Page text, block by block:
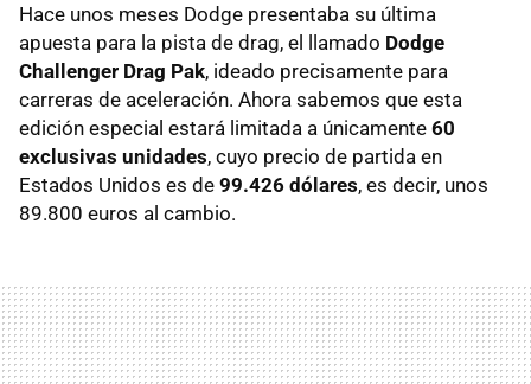
Hace unos meses Dodge presentaba su última
apuesta para la pista de drag, el llamado Dodge
Challenger Drag Pak, ideado precisamente para
carreras de aceleración. Ahora sabemos que esta
edición especial estará limitada a únicamente 60
exclusivas unidades, cuyo precio de partida en
Estados Unidos es de 99.426 dólares, es decir, unos
89.800 euros al cambio.